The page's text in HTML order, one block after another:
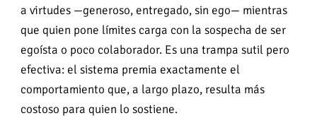
a virtudes —generoso, entregado, sin ego— mientras
que quien pone límites carga con la sospecha de ser
egoísta o poco colaborador. Es una trampa sutil pero
efectiva: el sistema premia exactamente el
comportamiento que, a largo plazo, resulta más
costoso para quien lo sostiene.